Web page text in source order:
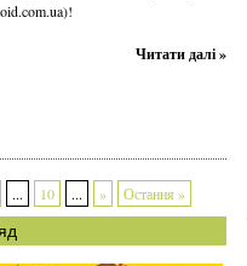
Читати далі »
... 10 ... » Остання »